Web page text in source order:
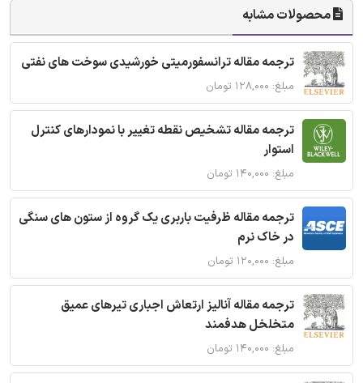
محصولات مشابه
ترجمه مقاله ترانسفورمیتی خورشیدی سوخت های نفتی
مبلغ: ۱۲۸,۰۰۰ تومان
ترجمه مقاله تشخیص نقطه تغییر با نمودارهای کنترل
استوار
مبلغ: ۱۴۰,۰۰۰ تومان
ترجمه مقاله ظرفیت باربری یک گروه از ستون های سنگی
در خاک نرم
مبلغ: ۱۲۰,۰۰۰ تومان
ترجمه مقاله آنالیز ارتعاش اجباری تیرهای عمیق
متخلخل هدفمند
مبلغ: ۱۴۰,۰۰۰ تومان